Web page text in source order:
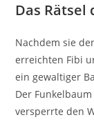
Das Rätsel
Nachdem sie
erreichten Fibi
ein gewaltiger
Der
versperrte den